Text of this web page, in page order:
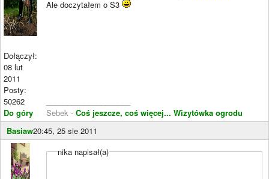
Dołączył:
08 lut
2011
Posty:
50262
Do góry
Ale doczytałem o S3
Sebek - Coś jeszcze, coś więcej... Wizytówka ogrodu
Basiaw20:45, 25 sie 2011
nika napisał(a)